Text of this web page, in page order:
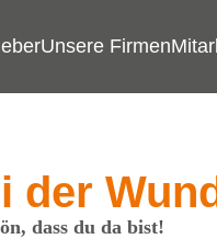
Unsere Firmen
der
dass du da bist!